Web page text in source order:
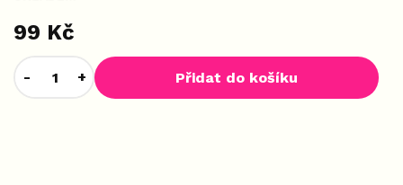
99 Kč
Přidat do košíku